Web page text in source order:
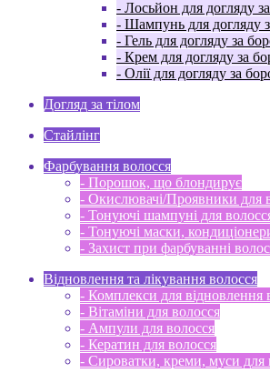
- Лосьйон для догляду
- Шампунь для догляду
- Гель для догляду за
- Крем для догляду за
- Олії для догляду за
Догляд за тілом
Стайлінг
Фарбування волосся
- Порошок, що блондирує
- Окислювачі/Проявники для
- Тонуючі шампуні для
- Тонуючі маски,
- Захист при фарбуванні
Відновлення та лікування волосся
- Комплекси для відновлення
- Вітаміни для волосся
- Ампули для волосся
- Кератин для волосся
- Сироватки, креми, муси для